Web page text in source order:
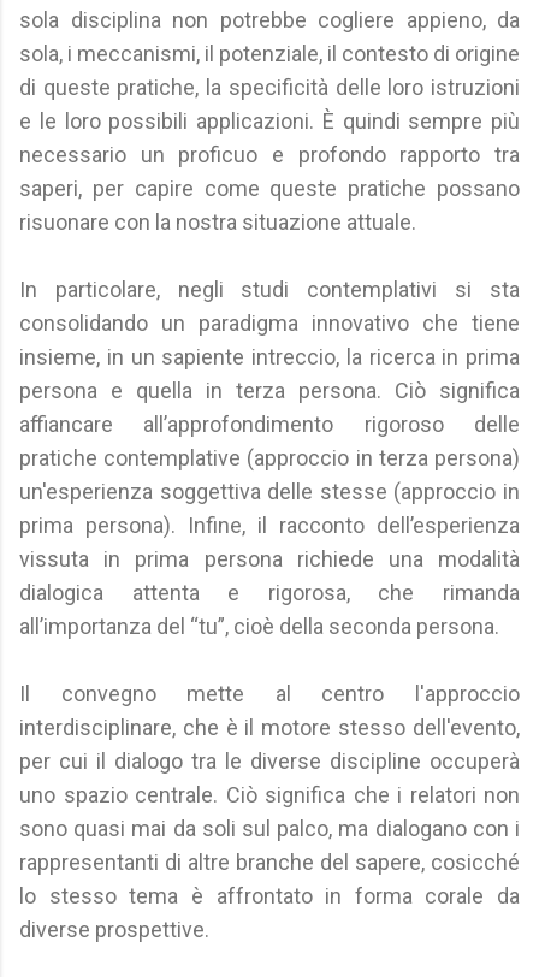
sola disciplina non potrebbe cogliere appieno, da
sola, i meccanismi, il potenziale, il contesto di origine
di queste pratiche, la specificità delle loro istruzioni
e le loro possibili applicazioni. È quindi sempre più
necessario un proficuo e profondo rapporto tra
saperi, per capire come queste pratiche possano
risuonare con la nostra situazione attuale.
In particolare, negli studi contemplativi si sta
consolidando un paradigma innovativo che tiene
insieme, in un sapiente intreccio, la ricerca in prima
persona e quella in terza persona. Ciò significa
affiancare all’approfondimento rigoroso delle
pratiche contemplative (approccio in terza persona)
un'esperienza soggettiva delle stesse (approccio in
prima persona). Infine, il racconto dell’esperienza
vissuta in prima persona richiede una modalità
dialogica attenta e rigorosa, che rimanda
all’importanza del “tu”, cioè della seconda persona.
Il convegno mette al centro l'approccio
interdisciplinare, che è il motore stesso dell'evento,
per cui il dialogo tra le diverse discipline occuperà
uno spazio centrale. Ciò significa che i relatori non
sono quasi mai da soli sul palco, ma dialogano con i
rappresentanti di altre branche del sapere, cosicché
lo stesso tema è affrontato in forma corale da
diverse prospettive.